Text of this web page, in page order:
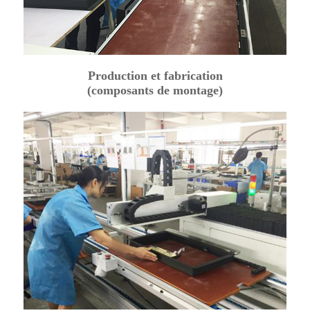
Production et fabrication
(composants de montage)